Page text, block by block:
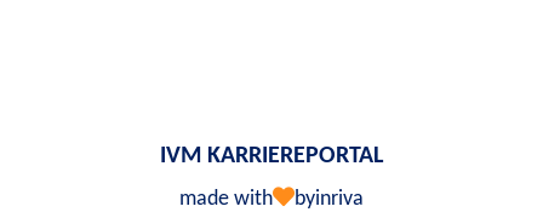
IVM KARRIEREPORTAL
made with byinriva